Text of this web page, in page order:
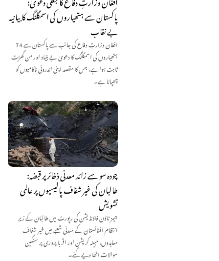
پاکستان سے ہتھیاروں کی اسمگلنگ کا بیانیہ
بے نقاب
افغان وزارتِ دفاع کی جانب سے پاکستان سے 74
ہتھیاروں کی اسمگلنگ کا دعویٰ بے بنیاد اور من گھڑت
ثابت ہوا ہے، جس کا مقصد اپنی اندرونی ناکامیوں کو
چھپانا ہے۔
چودہ سو سے زائد معدنی ذخائر پر قبضہ:
طالبان کی غیر شفاف پالیسیوں پر عالمی
تشویش
جیمز ٹاؤن فاؤنڈیشن کی رپورٹ میں طالبان کے زیرِ
انتظام افغانستان کے معدنی شعبے میں غیر شفاف
معاہدوں، مبینہ کرپشن اور اقربا پروری پر سنگین
سوالات اٹھا دیے گئے۔